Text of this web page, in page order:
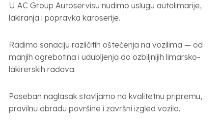
U AC Group Autoservisu nudimo uslugu autolimarije,
lakiranja i popravka karoserije.
Radimo sanaciju različitih oštećenja na vozilima — od
manjih ogrebotina i udubljenja do ozbiljnijih limarsko-
lakirerskih radova.
Poseban naglasak stavljamo na kvalitetnu pripremu,
pravilnu obradu površine i završni izgled vozila.